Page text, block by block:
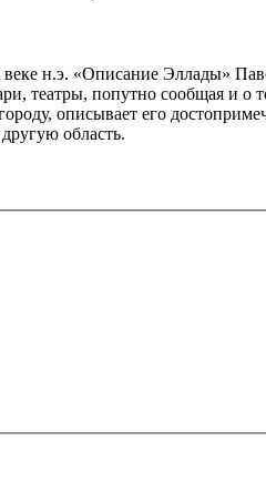
н.э. «Описание Эллады»
театры, попутно сообщая и о
описывает его
область.